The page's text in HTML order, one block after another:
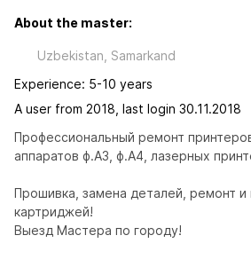
About the master:
Uzbekistan, Samarkand
Experience: 5-10 years
A user from 2018, last login 30.11.2018
Профессиональный ремонт
аппаратов ф.А3, ф.А4, лазерных
Прошивка, замена деталей, ремонт и
картриджей!
Выезд Мастера по городу!